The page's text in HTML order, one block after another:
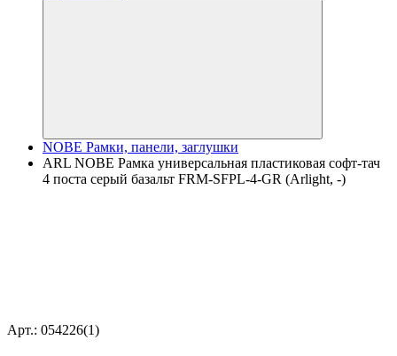
NOBE Рамки, панели, заглушки
ARL NOBE Рамка универсальная пластиковая софт-тач
4 поста серый базальт FRM-SFPL-4-GR (Arlight, -)
Арт.: 054226(1)